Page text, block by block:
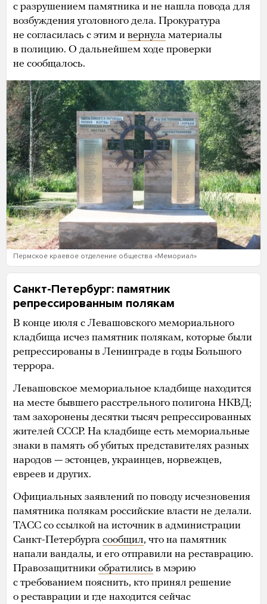
с разрушением памятника и не нашла повода для
возбуждения уголовного дела. Прокуратура
не согласилась с этим и вернула материалы
в полицию. О дальнейшем ходе проверки
не сообщалось.
Пермское краевое отделение общества «Мемориал»
Санкт-Петербург: памятник
репрессированным полякам
В конце июля с Левашовского мемориального
кладбища исчез памятник полякам, которые были
репрессированы в Ленинграде в годы Большого
террора.
Левашовское мемориальное кладбище находится
на месте бывшего расстрельного полигона НКВД;
там захоронены десятки тысяч репрессированных
жителей СССР. На кладбище есть мемориальные
знаки в память об убитых представителях разных
народов — эстонцев, украинцев, норвежцев,
евреев и других.
Официальных заявлений по поводу исчезновения
памятника полякам российские власти не делали.
ТАСС со ссылкой на источник в администрации
Санкт-Петербурга сообщил, что на памятник
напали вандалы, и его отправили на реставрацию.
Правозащитники обратились в мэрию
с требованием пояснить, кто принял решение
о реставрации и где находится сейчас